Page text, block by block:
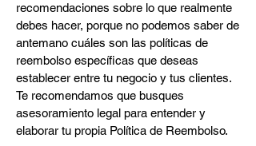
recomendaciones sobre lo que realmente
debes hacer, porque no podemos saber de
antemano cuáles son las políticas de
reembolso específicas que deseas
establecer entre tu negocio y tus clientes.
Te recomendamos que busques
asesoramiento legal para entender y
elaborar tu propia Política de Reembolso.